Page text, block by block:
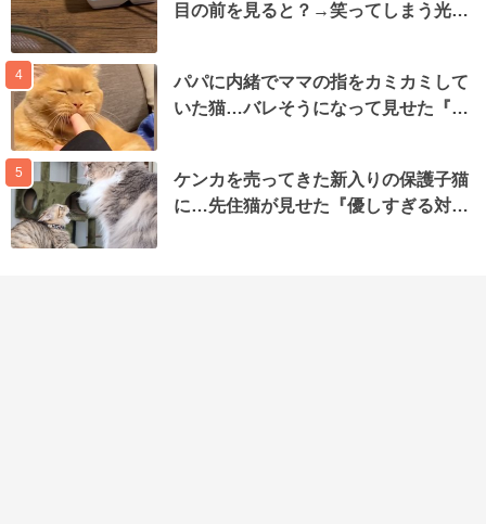
目の前を見ると？→笑ってしまう光…
4
パパに内緒でママの指をカミカミして
いた猫…バレそうになって見せた『…
5
ケンカを売ってきた新入りの保護子猫
に…先住猫が見せた『優しすぎる対…